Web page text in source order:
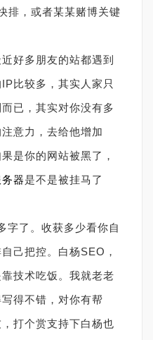
排，或者某某赌博关键
好多朋友的站都遇到
比较多，其实人家只
已，其实对你没有多
意力，去给他增加
是你的网站被黑了，
务器是不是被挂马了
字了。收获多少看你自
己把控。白杨SEO，
技术吃饭。我就老老
得不错，对你有帮
打个赏支持下白杨也